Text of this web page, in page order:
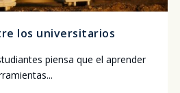
los universitarios
pien­sa que el apren­der